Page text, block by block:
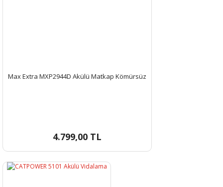
Max Extra MXP2944D Akülü Matkap Kömürsüz
4.799,00 TL